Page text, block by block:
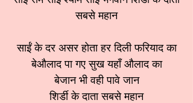
सबसे महान
साईं के दर असर होता हर दिली फरियाद का
बेऔलाद पा गए सुख यहाँ औलाद का
बेजान भी वही पावे जान
शिर्डी के दाता सबसे महान